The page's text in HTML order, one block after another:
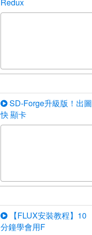
SD-Forge升級版！出圖
快 顯卡
【FLUX安裝教程】10
分鐘學會用F